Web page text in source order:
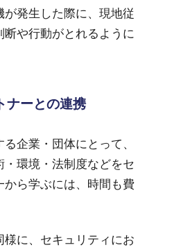
が発生した際に、現地従
や行動がとれるように
ナーとの連携
企業・団体にとって、
環境・法制度などをセ
から学ぶには、時間も費
に、セキュリティにお